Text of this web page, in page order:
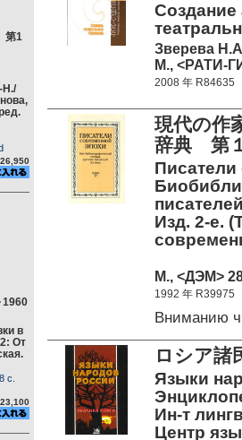
第1
Н./
1960
в
От
c.
Создание
Зверева
М., <РАТИ-
2008 年 R84635
現代の作
辞典 第
Изд. 2-е.
М., <ДЭМ>
1992 年 R39975
Вниманию
ロシア
Языки
Ин-т
Центр